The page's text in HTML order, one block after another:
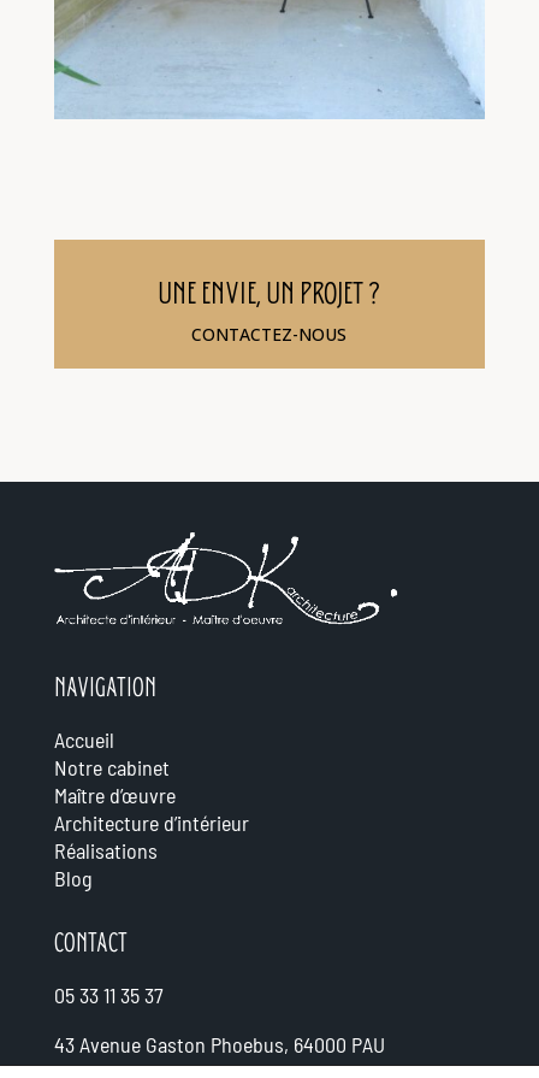
UNE ENVIE, UN PROJET ?
CONTACTEZ-NOUS
NAVIGATION
Accueil
Notre cabinet
Maître d’œuvre
Architecture d’intérieur
Réalisations
Blog
CONTACT
05 33 11 35 37
43 Avenue Gaston Phoebus, 64000 PAU